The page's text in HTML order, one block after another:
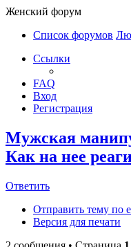
Женский форум
Список форумов
Ссылки
FAQ
Вход
Регистрация
Мужская
Как на нее
Ответить
Отправить тему по
Версия для печати